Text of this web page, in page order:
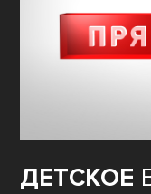
ДЕТСКОЕ